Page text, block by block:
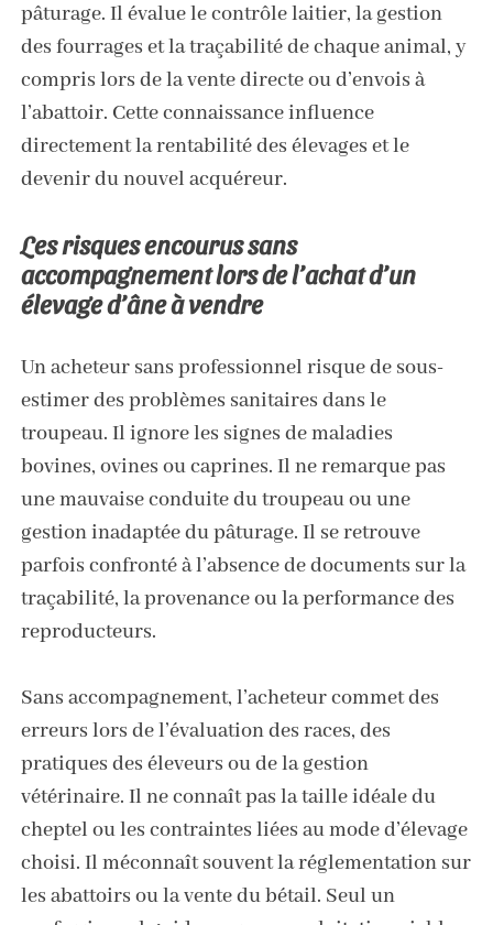
pâturage. Il évalue le contrôle laitier, la gestion
des fourrages et la traçabilité de chaque animal, y
compris lors de la vente directe ou d’envois à
l’abattoir. Cette connaissance influence
directement la rentabilité des élevages et le
devenir du nouvel acquéreur.
Les risques encourus sans
accompagnement lors de l’achat d’un
élevage d’âne à vendre
Un acheteur sans professionnel risque de sous-
estimer des problèmes sanitaires dans le
troupeau. Il ignore les signes de maladies
bovines, ovines ou caprines. Il ne remarque pas
une mauvaise conduite du troupeau ou une
gestion inadaptée du pâturage. Il se retrouve
parfois confronté à l’absence de documents sur la
traçabilité, la provenance ou la performance des
reproducteurs.
Sans accompagnement, l’acheteur commet des
erreurs lors de l’évaluation des races, des
pratiques des éleveurs ou de la gestion
vétérinaire. Il ne connaît pas la taille idéale du
cheptel ou les contraintes liées au mode d’élevage
choisi. Il méconnaît souvent la réglementation sur
les abattoirs ou la vente du bétail. Seul un